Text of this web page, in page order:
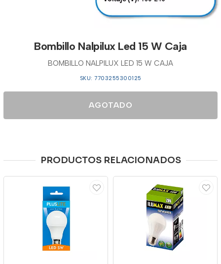
Bombillo Nalpilux Led 15 W Caja
BOMBILLO NALPILUX LED 15 W CAJA
SKU: 7703255300125
AGOTADO
PRODUCTOS RELACIONADOS